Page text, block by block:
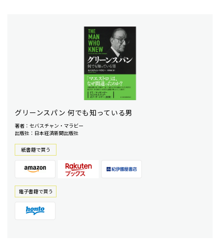
グリーンスパン 何でも知っている男
著者：セバスチャン・マラビー
出版社：日本経済新聞出版社
紙書籍で買う
電⼦書籍で買う